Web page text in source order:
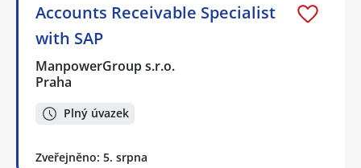
Accounts Receivable Specialist
with SAP
ManpowerGroup s.r.o.
Praha
Plný úvazek
Zveřejněno: 5. srpna